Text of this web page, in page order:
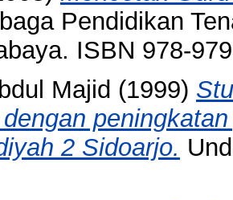
Pendidikan
ISBN 978-
Majid (1999)
2 Sidoarjo.